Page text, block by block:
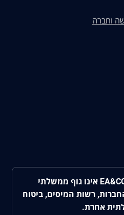
וחברה
משרד רואי חשבון EA&CO.CPA אינו גוף ממשלתי
רשות המיסים, ביטוח
אחרת.